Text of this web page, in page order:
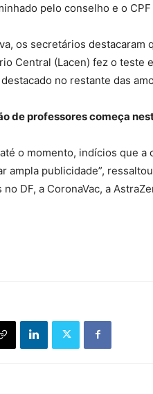
pelo conselho e o
os secretários destacaram
Central (Lacen) fez o teste
no restante das
de professores começa
até o momento, indícios que
ampla publicidade”,
no DF, a CoronaVac, a